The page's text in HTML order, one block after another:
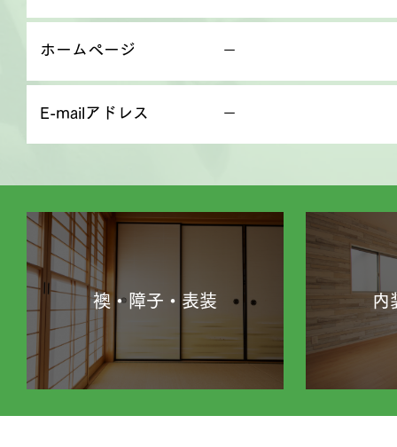
ホームページ －
E-mailアドレス －
襖・障子・表装 内